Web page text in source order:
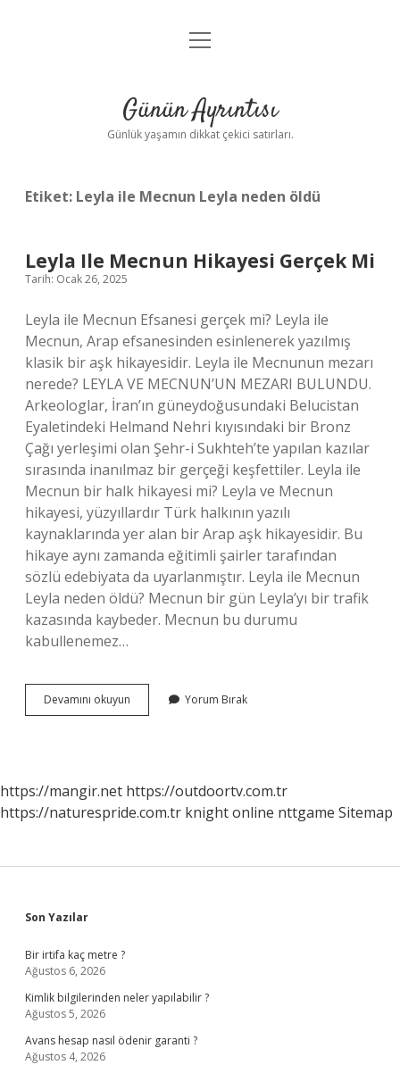
Anasayfa
Yasal Uyarı
menüyü
Günün Ayrıntısı
Günlük yaşamın dikkat çekici satırları.
Etiket: Leyla ile Mecnun Leyla neden öldü
Leyla Ile Mecnun Hikayesi Gerçek Mi
Tarih: Ocak 26, 2025
Leyla ile Mecnun Efsanesi gerçek mi? Leyla ile
Mecnun, Arap efsanesinden esinlenerek yazılmış
klasik bir aşk hikayesidir. Leyla ile Mecnunun mezarı
nerede? LEYLA VE MECNUN’UN MEZARI BULUNDU.
Arkeologlar, İran’ın güneydoğusundaki Belucistan
Eyaletindeki Helmand Nehri kıyısındaki bir Bronz
Çağı yerleşimi olan Şehr-i Sukhteh’te yapılan kazılar
sırasında inanılmaz bir gerçeği keşfettiler. Leyla ile
Mecnun bir halk hikayesi mi? Leyla ve Mecnun
hikayesi, yüzyıllardır Türk halkının yazılı
kaynaklarında yer alan bir Arap aşk hikayesidir. Bu
hikaye aynı zamanda eğitimli şairler tarafından
sözlü edebiyata da uyarlanmıştır. Leyla ile Mecnun
Leyla neden öldü? Mecnun bir gün Leyla’yı bir trafik
kazasında kaybeder. Mecnun bu durumu
kabullenemez…
Devamını okuyun
Ile
Yorum Bırak
https://mangir.net https://outdoortv.com.tr
https://naturespride.com.tr knight online nttgame Sitemap
Sidebar
Son Yazılar
Bir irtifa kaç metre ?
Ağustos 6, 2026
Kimlik bilgilerinden neler yapılabilir ?
Ağustos 5, 2026
Avans hesap nasıl ödenir garanti ?
Ağustos 4, 2026